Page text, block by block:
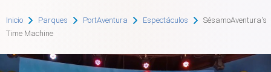
Inicio Parques PortAventura Espectáculos
SésamoAventura's
Time Machine